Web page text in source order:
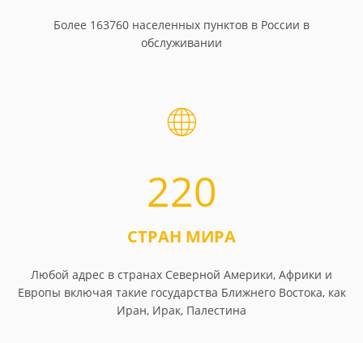
Более 163760 населенных пунктов в России в
обслуживании
220
СТРАН МИРА
Любой адрес в странах Северной Америки, Африки и
Европы включая такие государства Ближнего Востока, как
Иран, Ирак, Палестина